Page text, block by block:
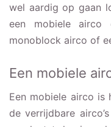
wel aardig op gaan
een mobiele airco
monoblock airco of
Een mobiele
Een mobiele airco is
de verrijdbare